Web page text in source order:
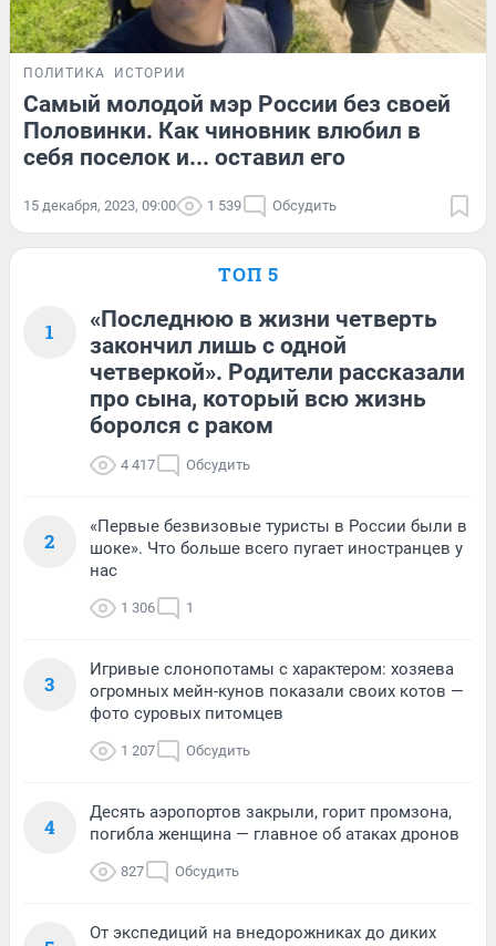
ПОЛИТИКА ИСТОРИИ
Самый молодой мэр России без своей
Половинки. Как чиновник влюбил в
себя поселок и... оставил его
15 декабря, 2023, 09:00 1 539 Обсудить
ТОП 5
1
«Последнюю в жизни четверть
закончил лишь с одной
четверкой». Родители рассказали
про сына, который всю жизнь
боролся с раком
4 417 Обсудить
2
«Первые безвизовые туристы в России были в
шоке». Что больше всего пугает иностранцев у
нас
1 306 1
3
Игривые слонопотамы с характером: хозяева
огромных мейн-кунов показали своих котов —
фото суровых питомцев
1 207 Обсудить
4
Десять аэропортов закрыли, горит промзона,
погибла женщина — главное об атаках дронов
827 Обсудить
От экспедиций на внедорожниках до диких